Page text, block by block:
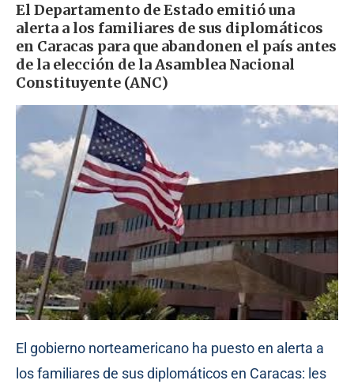
El Departamento de Estado emitió una
alerta a los familiares de sus diplomáticos
en Caracas para que abandonen el país antes
de la elección de la Asamblea Nacional
Constituyente (ANC)
El gobierno norteamericano ha puesto en alerta a
los familiares de sus diplomáticos en Caracas: les